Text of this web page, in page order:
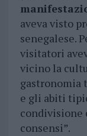
aveva visto
senegalese.
visitatori
vicino la
gastronomia
e gli abiti
condivisione
consensi”.